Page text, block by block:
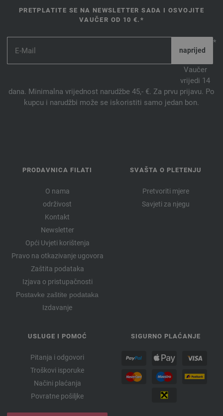
PRETPLATITE SE NA NEWSLETTER SADA I OSVOJITE
VAUČER OD 10 €.*
*
Vaučer
vrijedi 14
dana. Minimalna vrijednost narudžbe 45,- €. Za prvu prijavu. Po
kupcu i narudžbi može se iskoristiti samo jedan bon.
PRODAVNICA FILATI
O nama
održivost
Kontakt
Newsletter
Opći Uvjeti korištenja
Pravo na otkazivanje ugovora
Zaštita podataka
Izjava o pristupačnosti
Postavke zaštite podataka
Izdavanje
SVAŠTA O PLETENJU
Pretvoriti mjere
Savjeti za njegu
USLUGE I POMOĆ
Pitanja i odgovori
Troškovi isporuke
Načini plaćanja
Povratne pošiljke
SIGURNO PLAĆANJE